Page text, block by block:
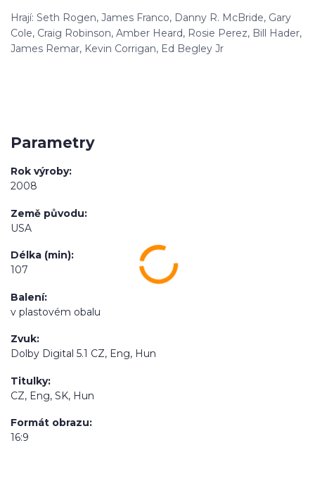
Hrají: Seth Rogen, James Franco, Danny R. McBride, Gary
Cole, Craig Robinson, Amber Heard, Rosie Perez, Bill Hader,
James Remar, Kevin Corrigan, Ed Begley Jr
Parametry
Rok výroby
2008
Země původu
USA
Délka (min)
107
Balení
v plastovém obalu
Zvuk
Dolby Digital 5.1 CZ, Eng, Hun
Titulky
CZ, Eng, SK, Hun
Formát obrazu
16:9